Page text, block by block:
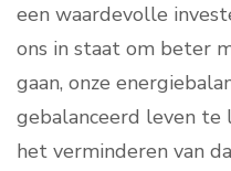
een waardevolle
ons in staat om beter
gaan, onze
gebalanceerd leven te
het verminderen van